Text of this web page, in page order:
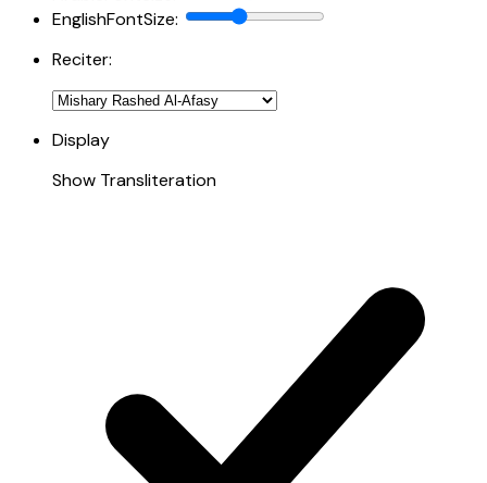
EnglishFontSize:
Reciter:
Display
Show Transliteration